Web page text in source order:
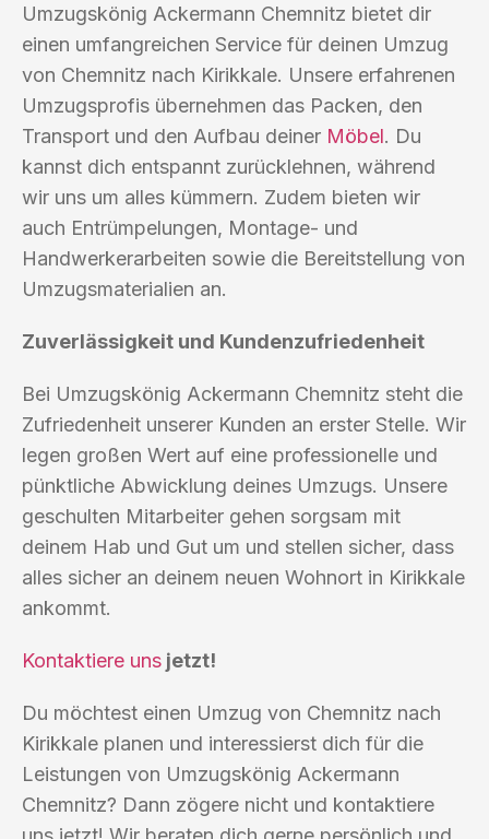
Umzugskönig Ackermann Chemnitz bietet dir
einen umfangreichen Service für deinen Umzug
von Chemnitz nach Kirikkale. Unsere erfahrenen
Umzugsprofis übernehmen das Packen, den
Transport und den Aufbau deiner Möbel. Du
kannst dich entspannt zurücklehnen, während
wir uns um alles kümmern. Zudem bieten wir
auch Entrümpelungen, Montage- und
Handwerkerarbeiten sowie die Bereitstellung von
Umzugsmaterialien an.
Zuverlässigkeit und Kundenzufriedenheit
Bei Umzugskönig Ackermann Chemnitz steht die
Zufriedenheit unserer Kunden an erster Stelle. Wir
legen großen Wert auf eine professionelle und
pünktliche Abwicklung deines Umzugs. Unsere
geschulten Mitarbeiter gehen sorgsam mit
deinem Hab und Gut um und stellen sicher, dass
alles sicher an deinem neuen Wohnort in Kirikkale
ankommt.
Kontaktiere uns jetzt!
Du möchtest einen Umzug von Chemnitz nach
Kirikkale planen und interessierst dich für die
Leistungen von Umzugskönig Ackermann
Chemnitz? Dann zögere nicht und kontaktiere